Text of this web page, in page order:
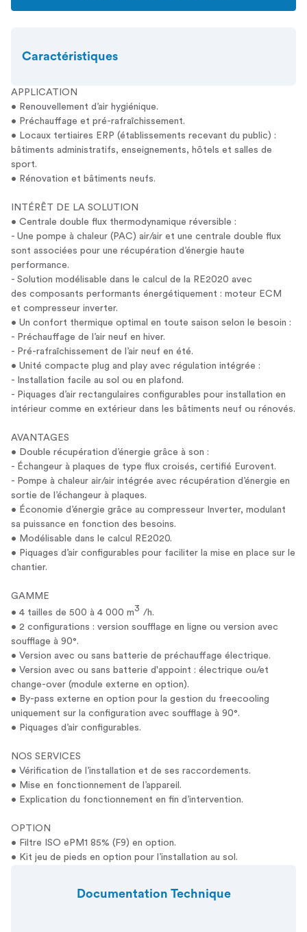
Caractéristiques
APPLICATION
• Renouvellement d’air hygiénique.
• Préchauffage et pré-rafraîchissement.
• Locaux tertiaires ERP (établissements recevant du public) :
bâtiments administratifs, enseignements, hôtels et salles de
sport.
• Rénovation et bâtiments neufs.
INTÉRÊT DE LA SOLUTION
• Centrale double flux thermodynamique réversible :
- Une pompe à chaleur (PAC) air/air et une centrale double flux
sont associées pour une récupération d’énergie haute
performance.
- Solution modélisable dans le calcul de la RE2020 avec
des composants performants énergétiquement : moteur ECM
et compresseur inverter.
• Un confort thermique optimal en toute saison selon le besoin :
- Préchauffage de l’air neuf en hiver.
- Pré-rafraîchissement de l’air neuf en été.
• Unité compacte plug and play avec régulation intégrée :
- Installation facile au sol ou en plafond.
- Piquages d’air rectangulaires configurables pour installation en
intérieur comme en extérieur dans les bâtiments neuf ou rénovés.
AVANTAGES
• Double récupération d’énergie grâce à son :
- Échangeur à plaques de type flux croisés, certifié Eurovent.
- Pompe à chaleur air/air intégrée avec récupération d’énergie en
sortie de l’échangeur à plaques.
• Économie d’énergie grâce au compresseur Inverter, modulant
sa puissance en fonction des besoins.
• Modélisable dans le calcul RE2020.
• Piquages d’air configurables pour faciliter la mise en place sur le
chantier.
GAMME
• 4 tailles de 500 à 4 000 m3 /h.
• 2 configurations : version soufflage en ligne ou version avec
soufflage à 90°.
• Version avec ou sans batterie de préchauffage électrique.
• Version avec ou sans batterie d'appoint : électrique ou/et
change-over (module externe en option).
• By-pass externe en option pour la gestion du freecooling
uniquement sur la configuration avec soufflage à 90°.
• Piquages d’air configurables.
NOS SERVICES
• Vérification de l’installation et de ses raccordements.
• Mise en fonctionnement de l’appareil.
• Explication du fonctionnement en fin d’intervention.
OPTION
• Filtre ISO ePM1 85% (F9) en option.
• Kit jeu de pieds en option pour l’installation au sol.
Documentation Technique